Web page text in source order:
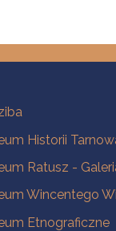
Historii
Ratusz -
Wincentego
Etnograficzne